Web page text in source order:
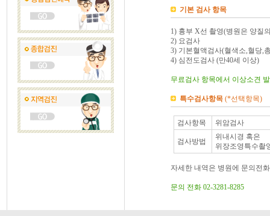
기본 검사 항목
1) 흉부 X선 촬영(병원은 양질
2) 요검사
3) 기본혈액검사(혈색소,혈당,
4) 심전도검사 (만40세 이상)
무료검사 항목에서 이상소견
특수검사항목 (*선택항목)
검사항목 위암검사
검사방법
위내시경 혹은
위장조영특수촬
자세한 내역은 병원에 문의전
문의 전화 02-3281-8285